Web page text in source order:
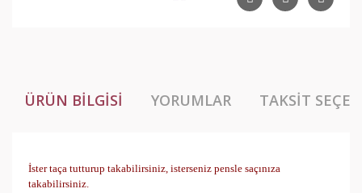
ÜRÜN BILGISI YORUMLAR TAKSIT
İster taça tutturup takabilirsiniz, isterseniz pensle saçınıza
takabilirsiniz.